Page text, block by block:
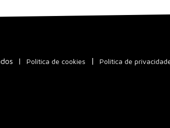
| Política de cookies Política de